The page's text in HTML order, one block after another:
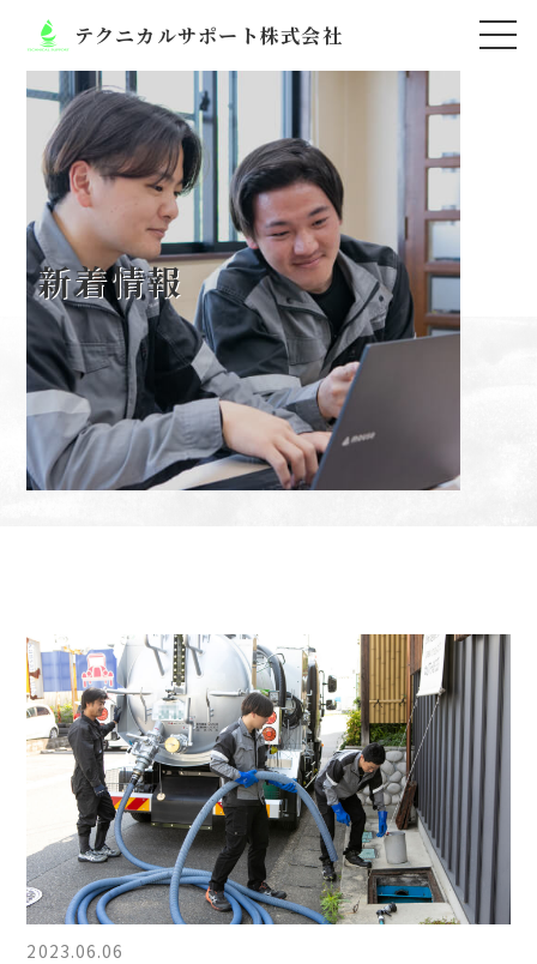
テクニカルサポート株式会社
新着情報
2023.06.06